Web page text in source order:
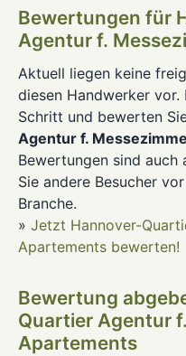
Bewertungen für
Agentur f.
Aktuell liegen keine
diesen Handwerker vor.
Schritt und bewerten
Agentur f.
Bewertungen sind auch
Sie andere Besucher
Branche.
» Jetzt Hannover-
Apartements bewerten!
Bewertung
Quartier Agentur
Apartements